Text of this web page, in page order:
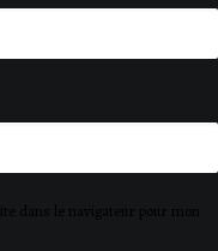
dans le navigateur pour mon